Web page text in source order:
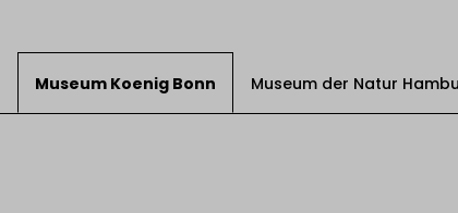
Museum Koenig Bonn Museum der Natur